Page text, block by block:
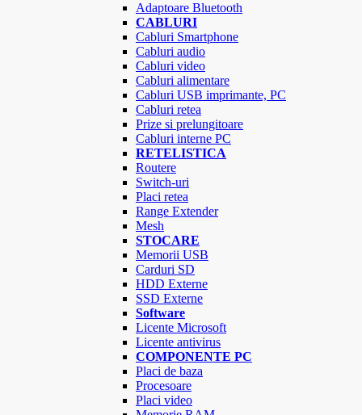
Adaptoare Bluetooth
CABLURI
Cabluri Smartphone
Cabluri audio
Cabluri video
Cabluri alimentare
Cabluri USB imprimante, PC
Cabluri retea
Prize si prelungitoare
Cabluri interne PC
RETELISTICA
Routere
Switch-uri
Placi retea
Range Extender
Mesh
STOCARE
Memorii USB
Carduri SD
HDD Externe
SSD Externe
Software
Licente Microsoft
Licente antivirus
COMPONENTE PC
Placi de baza
Procesoare
Placi video